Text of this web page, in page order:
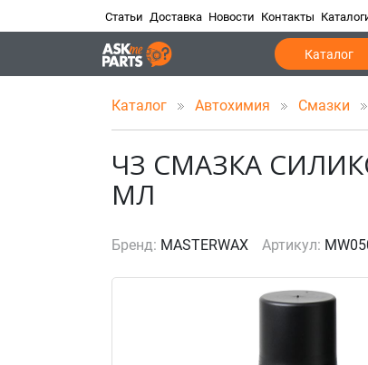
Статьи Доставка Новости Контакты
Каталог
Каталог Автохимия Смазки
ЧЗ СМАЗКА
МЛ
Бренд: MASTERWAX Артикул: